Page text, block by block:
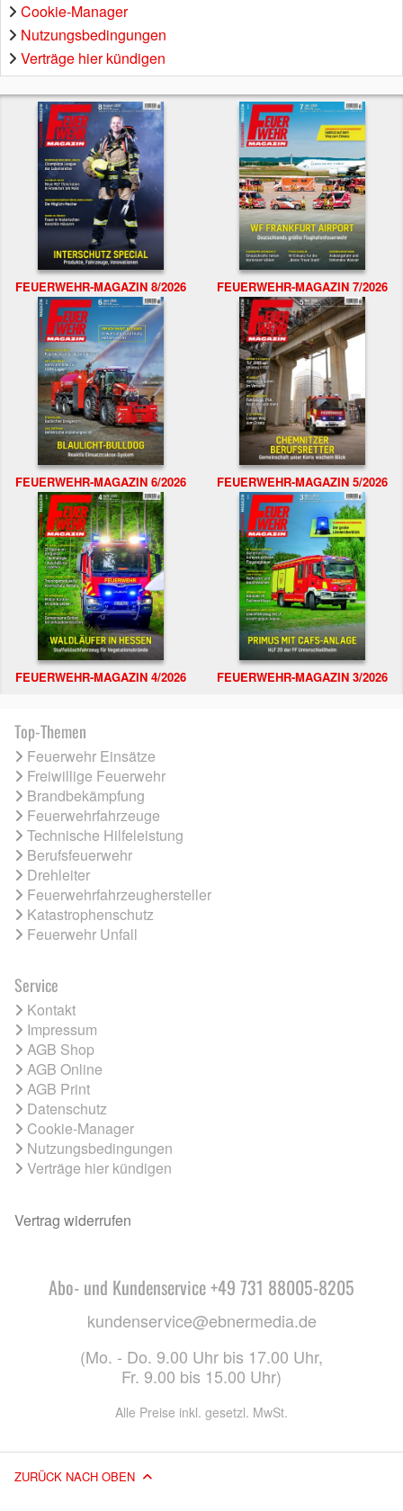
Cookie-Manager
Nutzungsbedingungen
Verträge hier kündigen
FEUERWEHR-MAGAZIN 8/2026 FEUERWEHR-MAGAZIN 7/2026
FEUERWEHR-MAGAZIN 6/2026 FEUERWEHR-MAGAZIN 5/2026
FEUERWEHR-MAGAZIN 4/2026 FEUERWEHR-MAGAZIN 3/2026
Top-Themen
Feuerwehr Einsätze
Freiwillige Feuerwehr
Brandbekämpfung
Feuerwehrfahrzeuge
Technische Hilfeleistung
Berufsfeuerwehr
Drehleiter
Feuerwehrfahrzeughersteller
Katastrophenschutz
Feuerwehr Unfall
Service
Kontakt
Impressum
AGB Shop
AGB Online
AGB Print
Datenschutz
Cookie-Manager
Nutzungsbedingungen
Verträge hier kündigen
Vertrag widerrufen
Abo- und Kundenservice +49 731 88005-8205
kundenservice@ebnermedia.de
(Mo. - Do. 9.00 Uhr bis 17.00 Uhr,
Fr. 9.00 bis 15.00 Uhr)
Alle Preise inkl. gesetzl. MwSt.
ZURÜCK NACH OBEN